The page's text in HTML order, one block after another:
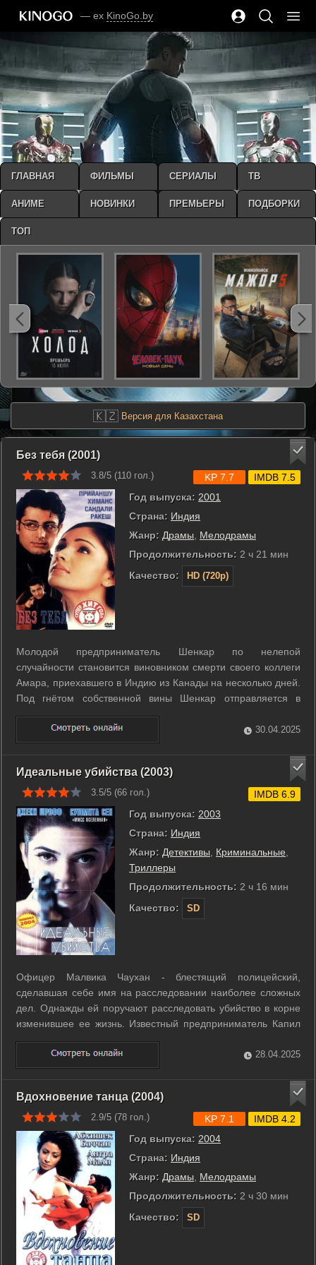
— ex KinoGo.by
🇰🇿 Версия для Казахстана
Без тебя (2001)
3.8/5 (110 гол.)
Год выпуска: 2001
Страна: Индия
Жанр: Драмы
Мелодрамы
Продолжительность: 2 ч 21 мин
Качество:
HD (720p)
KP 7.7 IMDB 7.5
Молодой предприниматель Шенкар по нелепой
случайности становится виновником смерти своего коллеги
Амара, приехавшего в Индию из Канады на несколько дней.
Под гнётом собственной вины Шенкар отправляется в
Канаду, чтобы хоть как-то помочь родственникам Амара.
Здесь он знакомится с Пийей - невестой Амара. Шенкар
влюбляется в Пийю, но сможет ли он ...
30.04.2025
Идеальные убийства (2003)
3.5/5 (66 гол.)
Год выпуска: 2003
Страна: Индия
Жанр: Детективы Криминальные
Триллеры
Продолжительность: 2 ч 16 мин
Качество:
SD
IMDB 6.9
Офицер Малвика Чаухан - блестящий полицейский,
сделавшая себе имя на расследовании наиболее сложных
дел. Однажды ей поручают расследовать убийство в корне
изменившее ее жизнь. Известный предприниматель Капил
Шрама найден мертвым при странных обстоятельствах. r r
Малвика берется за расследование, но обнаруживает, что
убийство совершено неизвестным ...
28.04.2025
Вдохновение танца (2004)
2.9/5 (78 гол.)
Год выпуска: 2004
Страна: Индия
Жанр: Драмы
Мелодрамы
Продолжительность: 2 ч 30 мин
Качество:
SD
KP 7.1 IMDB 4.2
ГЛАВНАЯ ФИЛЬМЫ СЕРИАЛЫ ТВ
АНИМЕ НОВИНКИ ПРЕМЬЕРЫ ПОДБОРКИ
ТОП